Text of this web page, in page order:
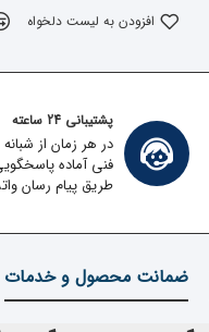
افزودن به لیست دلخواه
پشتیبانی 24 ساعته
در هر زمان از
فنی آماده
طریق پیام رسان
ضمانت محصول و خدمات